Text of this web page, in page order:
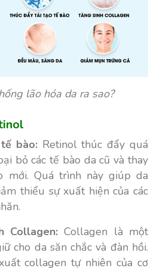
lão hóa da ra sao?
bào:Retinol thúc đẩy quá
bỏ các tế bào da cũ và thay
mới. Quá trình này giúp da
thiểu sự xuất hiện của các
Collagen: Collagen là một
cho da săn chắc và đàn hồi.
collagen tự nhiên của cơ